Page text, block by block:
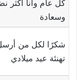
كل عام وأنا أكثر
وسعادة
شكرًا لكل من
تهنئة عيد ميلادي